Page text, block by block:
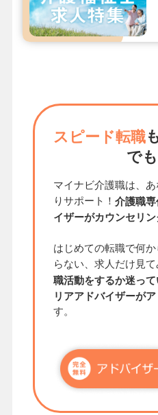
スピード転職
で
マイナビ介護職は、
りサポート！ 介護職
イザーがカウンセリン
はじめての転職で何
らない、求人だけ見
職活動をするか迷っ
リアアドバイザーが
す。